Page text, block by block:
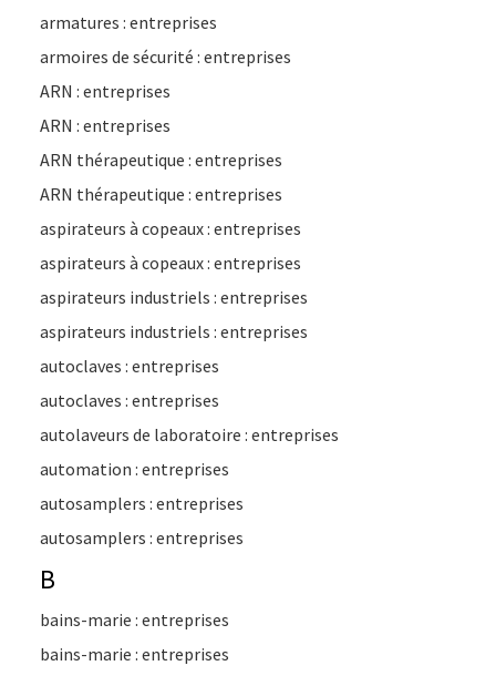
armatures : entreprises
armoires de sécurité : entreprises
ARN : entreprises
ARN : entreprises
ARN thérapeutique : entreprises
ARN thérapeutique : entreprises
aspirateurs à copeaux : entreprises
aspirateurs à copeaux : entreprises
aspirateurs industriels : entreprises
aspirateurs industriels : entreprises
autoclaves : entreprises
autoclaves : entreprises
autolaveurs de laboratoire : entreprises
automation : entreprises
autosamplers : entreprises
autosamplers : entreprises
B
bains-marie : entreprises
bains-marie : entreprises